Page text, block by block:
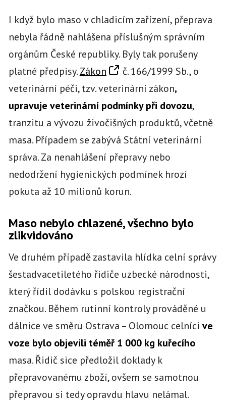
I když bylo maso v chladicím zařízení, přeprava
nebyla řádně nahlášena příslušným správním
orgánům České republiky. Byly tak porušeny
platné předpisy.Zákon
č. 166/1999 Sb., o
veterinární péči, tzv. veterinární zákon,
upravuje veterinární podmínky při dovozu,
tranzitu a vývozu živočišných produktů, včetně
masa. Případem se zabývá Státní veterinární
správa. Za nenahlášení přepravy nebo
nedodržení hygienických podmínek hrozí
pokuta až 10 milionů korun.
Maso nebylo chlazené, všechno bylo
zlikvidováno
Ve druhém případě zastavila hlídka celní správy
šestadvacetiletého řidiče uzbecké národnosti,
který řídil dodávku s polskou registrační
značkou. Během rutinní kontroly prováděné u
dálnice ve směru Ostrava – Olomouc celníci ve
voze bylo objevili téměř 1 000 kg kuřecího
masa. Řidič sice předložil doklady k
přepravovanému zboží, ovšem se samotnou
přepravou si tedy opravdu hlavu nelámal.